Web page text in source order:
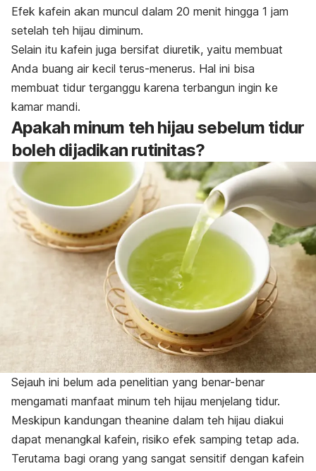
Efek kafein akan muncul dalam 20 menit hingga 1 jam
setelah teh hijau diminum.
Selain itu kafein juga bersifat diuretik, yaitu membuat
Anda buang air kecil terus-menerus. Hal ini bisa
membuat tidur terganggu karena terbangun ingin ke
kamar mandi.
Apakah minum teh hijau sebelum tidur
boleh dijadikan rutinitas?
Sejauh ini belum ada penelitian yang benar-benar
mengamati manfaat minum teh hijau menjelang tidur.
Meskipun kandungan theanine dalam teh hijau diakui
dapat menangkal kafein, risiko efek samping tetap ada.
Terutama bagi orang yang sangat sensitif dengan kafein